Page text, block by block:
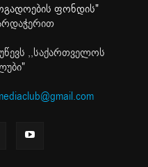
ფონდის"
,,საქართველოს